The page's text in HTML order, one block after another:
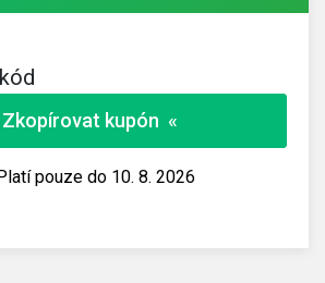
kupón «
pouze do 10. 8. 2026